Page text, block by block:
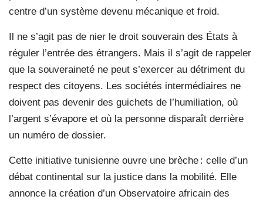
centre d’un système devenu mécanique et froid.
Il ne s’agit pas de nier le droit souverain des États à
réguler l’entrée des étrangers. Mais il s’agit de rappeler
que la souveraineté ne peut s’exercer au détriment du
respect des citoyens. Les sociétés intermédiaires ne
doivent pas devenir des guichets de l’humiliation, où
l’argent s’évapore et où la personne disparaît derrière
un numéro de dossier.
Cette initiative tunisienne ouvre une brèche : celle d’un
débat continental sur la justice dans la mobilité. Elle
annonce la création d’un Observatoire africain des